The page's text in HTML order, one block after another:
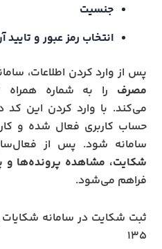
جنسیت
انتخاب رمز عبور و تایید
پس از وارد کردن اطلاعات،
مصرف را به شماره همراه
می‌کند. با وارد کردن این کد
حساب کاربری فعال شده و
سامانه شود. پس از
شکایت، مشاهده پرونده‌ها و
فراهم می‌شود.
ثبت شکایت در سامانه
۱۳۵